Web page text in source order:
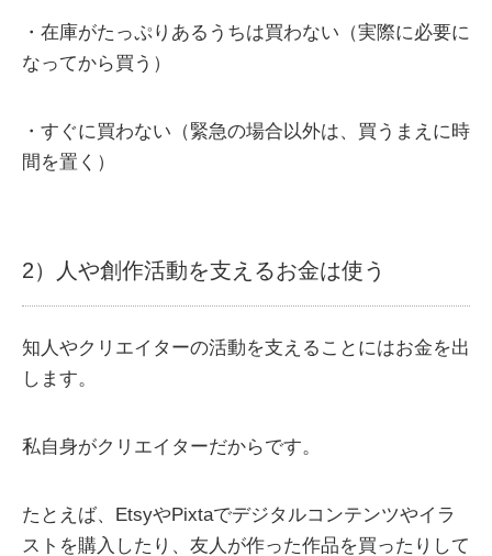
・在庫がたっぷりあるうちは買わない（実際に必要に
なってから買う）
・すぐに買わない（緊急の場合以外は、買うまえに時
間を置く）
2）人や創作活動を支えるお金は使う
知人やクリエイターの活動を支えることにはお金を出
します。
私自身がクリエイターだからです。
たとえば、EtsyやPixtaでデジタルコンテンツやイラ
ストを購入したり、友人が作った作品を買ったりして